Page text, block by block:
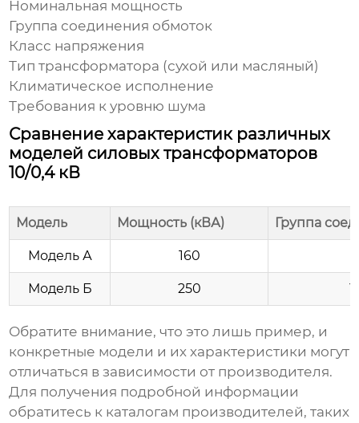
Номинальная мощность
Группа соединения обмоток
Класс напряжения
Тип трансформатора (сухой или масляный)
Климатическое исполнение
Требования к уровню шума
Сравнение характеристик различных
моделей силовых трансформаторов
10/0,4 кВ
Модель Мощность (кВА) Группа
Модель А 160
Модель Б 250
Обратите внимание, что это лишь пример, и
конкретные модели и их характеристики могут
отличаться в зависимости от производителя.
Для получения подробной информации
обратитесь к каталогам производителей, таких